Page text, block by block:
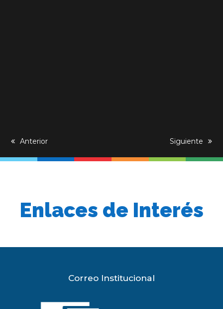
previous
Anterior
next
Siguiente
Enlaces de Interés
Correo Institucional